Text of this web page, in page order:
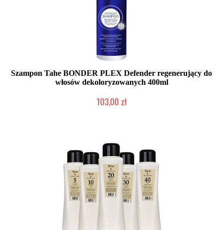
Szampon Tahe BONDER PLEX Defender regenerujący do
włosów dekoloryzowanych 400ml
103,00 zł